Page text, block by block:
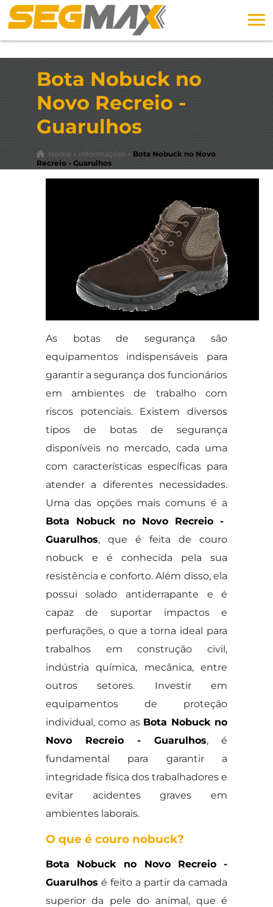
Bota Nobuck no
Novo Recreio -
Guarulhos
Home» Informações » Bota Nobuck no Novo
Recreio - Guarulhos
As botas de segurança são
equipamentos indispensáveis para
garantir a segurança dos funcionários
em ambientes de trabalho com
riscos potenciais. Existem diversos
tipos de botas de segurança
disponíveis no mercado, cada uma
com características específicas para
atender a diferentes necessidades.
Uma das opções mais comuns é a
Bota Nobuck no Novo Recreio -
Guarulhos, que é feita de couro
nobuck e é conhecida pela sua
resistência e conforto. Além disso, ela
possui solado antiderrapante e é
capaz de suportar impactos e
perfurações, o que a torna ideal para
trabalhos em construção civil,
indústria química, mecânica, entre
outros setores. Investir em
equipamentos de proteção
individual, como as Bota Nobuck no
Novo Recreio - Guarulhos, é
fundamental para garantir a
integridade física dos trabalhadores e
evitar acidentes graves em
ambientes laborais.
O que é couro nobuck?
Bota Nobuck no Novo Recreio -
Guarulhos é feito a partir da camada
superior da pele do animal, que é